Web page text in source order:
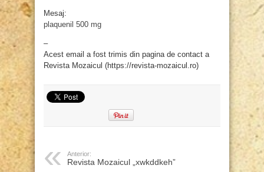
Mesaj:
plaquenil 500 mg
–
Acest email a fost trimis din pagina de contact a
Revista Mozaicul (https://revista-mozaicul.ro)
Anterior:
Revista Mozaicul „xwkddkeh”